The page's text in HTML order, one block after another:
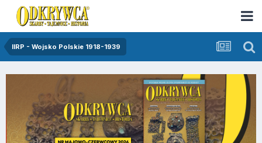
IIRP - Wojsko Polskie 1918-1939